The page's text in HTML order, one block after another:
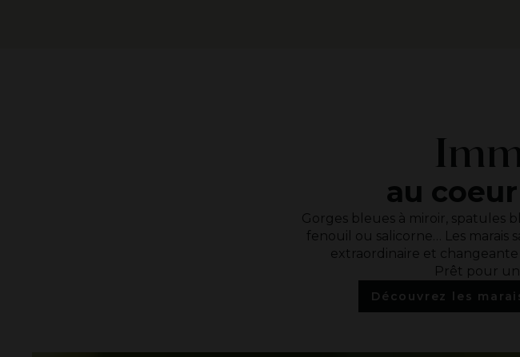
au
Gorges bleues à miroir, spatules
fenouil ou salicorne… Les marais
extraordinaire et
Prêt pour
Découvrez les